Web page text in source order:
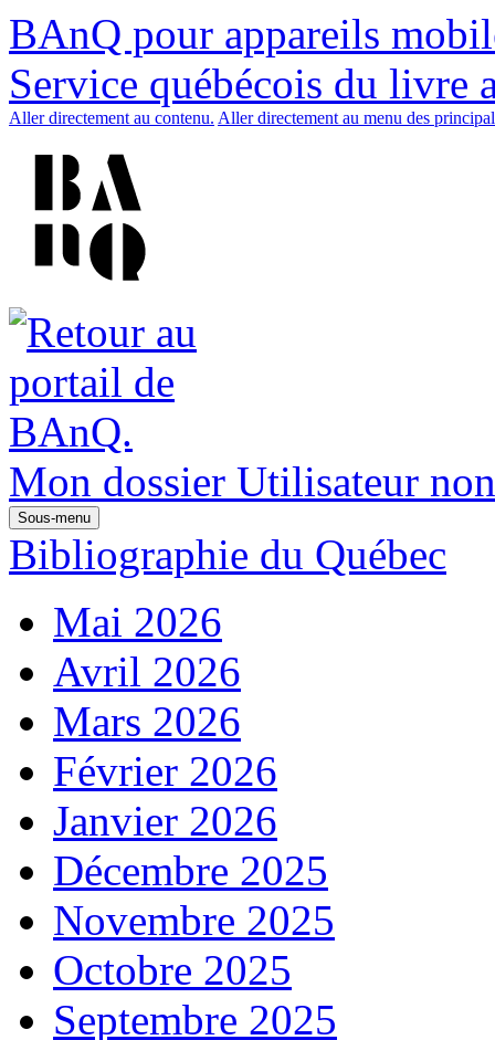
BAnQ pour appareils
Service québécois du livre
Aller directement au contenu. Aller directement au menu des
Mon dossier Utilisateur
Sous-menu
Bibliographie du Québec
Mai 2026
Avril 2026
Mars 2026
Février 2026
Janvier 2026
Décembre 2025
Novembre 2025
Octobre 2025
Septembre 2025